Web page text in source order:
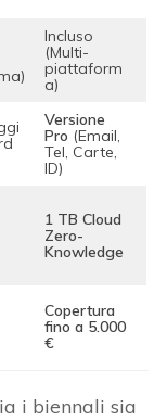
Incluso
(Multi-
piattaform
a)
Versione
Pro (Email,
Tel, Carte,
ID)
1 TB Cloud
Zero-
Knowledge
Copertura
fino a 5.000
€
i biennali sia